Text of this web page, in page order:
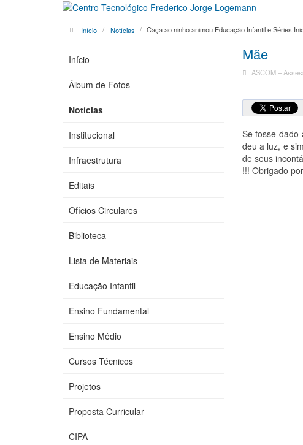
Início Notícias Caça ao ninho animou Educação Infantil e Séries
Mãe
ASCOM –
Se fosse dado
deu a luz, e
de seus
!!! Obrigado
Início
Álbum de Fotos
Notícias
Institucional
Infraestrutura
Editais
Ofícios Circulares
Biblioteca
Lista de Materiais
Educação Infantil
Ensino Fundamental
Ensino Médio
Cursos Técnicos
Projetos
Proposta Curricular
CIPA